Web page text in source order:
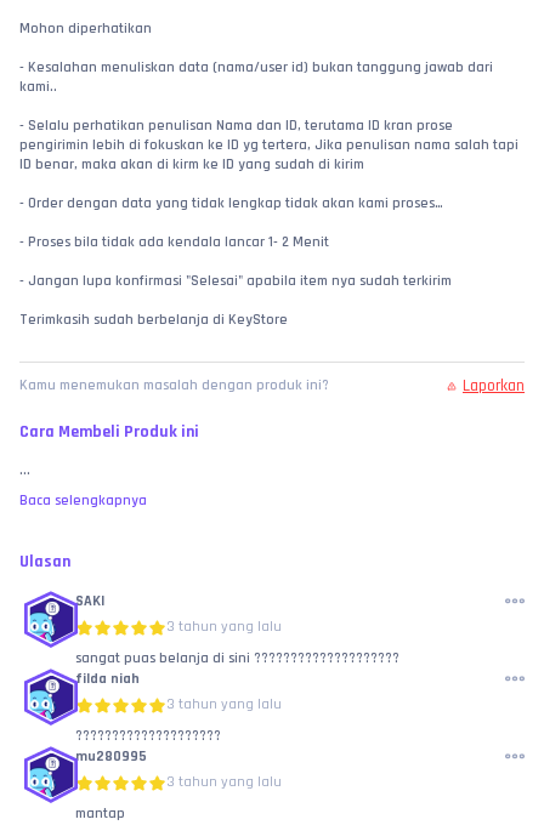
Mohon diperhatikan
- Kesalahan menuliskan data (nama/user id) bukan tanggung jawab dari
kami..
- Selalu perhatikan penulisan Nama dan ID, terutama ID kran prose
pengirimin lebih di fokuskan ke ID yg tertera, Jika penulisan nama salah tapi
ID benar, maka akan di kirm ke ID yang sudah di kirim
- Order dengan data yang tidak lengkap tidak akan kami proses
- Proses bila tidak ada kendala lancar 1- 2 Menit
- Jangan lupa konfirmasi "Selesai" apabila item nya sudah terkirim
Terimkasih sudah berbelanja di KeyStore
Kamu menemukan masalah dengan produk ini? Laporkan
Cara Membeli Produk ini
...
Baca selengkapnya
Ulasan
SAKI
3 tahun yang lalu
sangat puas belanja di sini ????????????????????
filda niah
3 tahun yang lalu
????????????????????
mu280995
3 tahun yang lalu
mantap